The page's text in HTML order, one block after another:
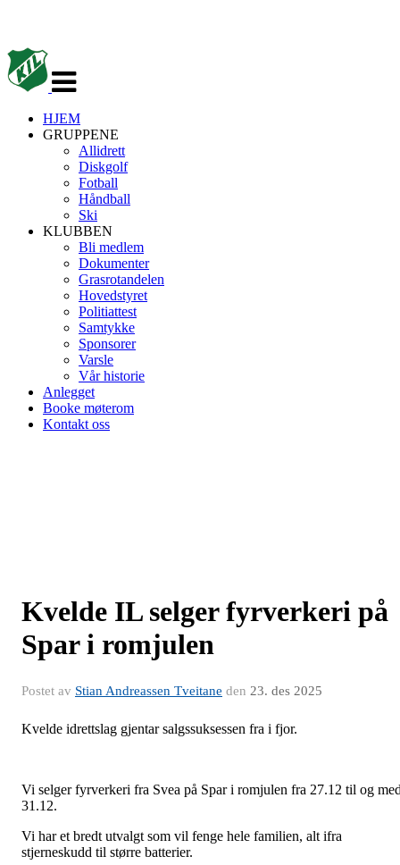
navigasjon
HJEM
GRUPPENE
Allidrett
Diskgolf
Fotball
Håndball
Ski
KLUBBEN
Bli medlem
Dokumenter
Grasrotandelen
Hovedstyret
Politiattest
Samtykke
Sponsorer
Varsle
Vår historie
Anlegget
Booke møterom
Kontakt oss
Kvelde IL selger fyrverkeri på
Spar i romjulen
Postet av Stian Andreassen Tveitane den 23. des 2025
Kvelde idrettslag gjentar salgssuksessen fra i fjor.
Vi selger fyrverkeri fra Svea på Spar i romjulen fra 27.12 til og
31.12.
Vi har et bredt utvalgt som vil fenge hele familien, alt ifra
stjerneskudd til større batterier.